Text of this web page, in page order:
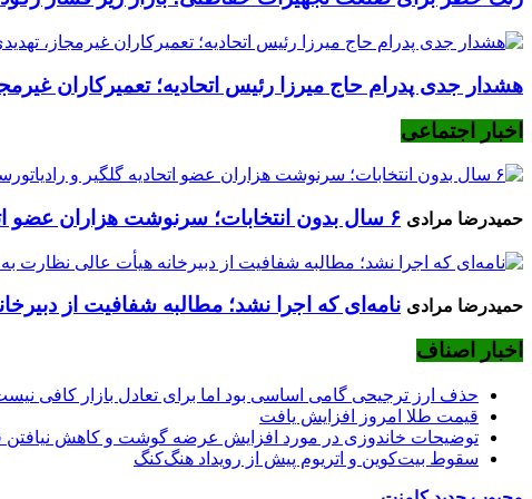
هشدار جدی پدرام حاج میرزا رئیس اتحادیه؛ تعمیرکاران
اخبار اجتماعی
حمیدرضا مرادی ۶ سال بدون انتخابات؛ سرنوشت هزاران عضو اتحادیه گلگیر و رادیاتورساز چه می‌شود؟
حمیدرضا مرادی نامه‌ای که اجرا نشد؛ مطالبه شفافیت از
اخبار اصناف
حذف ارز ترجیحی گامی اساسی بود اما برای تعادل بازار کافی
قیمت طلا امروز افزایش یافت
توضیحات خاندوزی در مورد افزایش عرضه گوشت و کاهش نیافتن
سقوط بیت‌کوین و اتریوم پیش از رویداد هنگ‌کنگ